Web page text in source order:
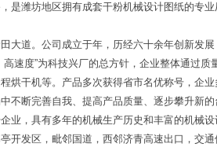
潍坊地区拥有成套干粉机械设计图纸的专
道。公司成立于年，历经六十余年创新发
速度”为科技兴厂的总方针，企业整体通过
干机等。产品多次获得省市名优称号，企
断完善自我、提高产品质量、逐步攀升新
，具有多年的机械生产历史和丰富的机械
发区，毗邻国道，西邻济青高速出口，交